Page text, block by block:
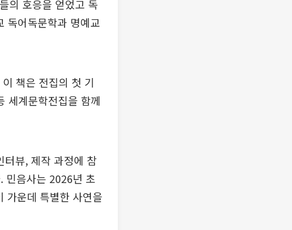
의 호응을 얻었고 독
독어독문학과 명예교
책은 전집의 첫 기
세계문학전집을 함께
터뷰, 제작 과정에 참
민음사는 2026년 초
가운데 특별한 사연을